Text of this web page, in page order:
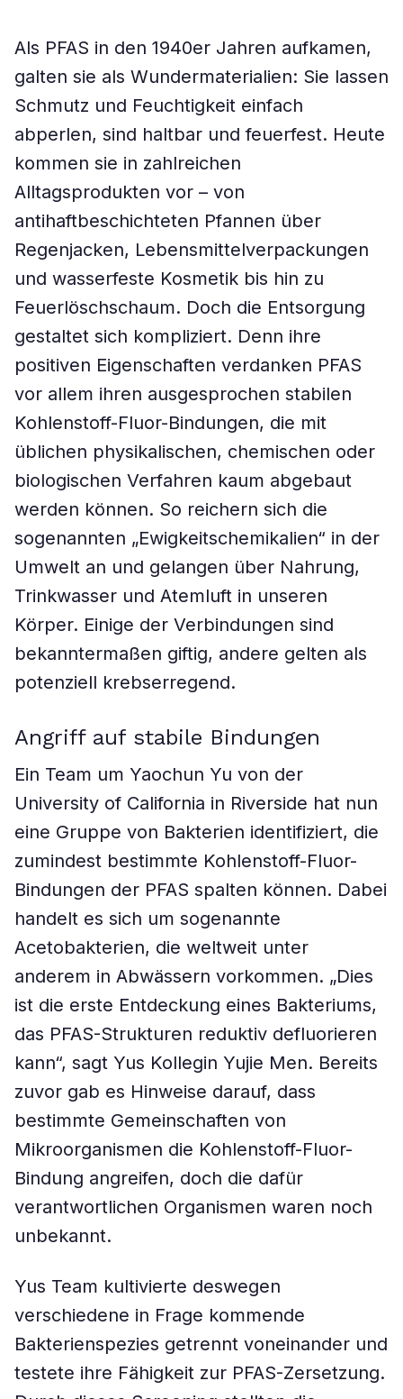
Als PFAS in den 1940er Jahren aufkamen,
galten sie als Wundermaterialien: Sie lassen
Schmutz und Feuchtigkeit einfach
abperlen, sind haltbar und feuerfest. Heute
kommen sie in zahlreichen
Alltagsprodukten vor – von
antihaftbeschichteten Pfannen über
Regenjacken, Lebensmittelverpackungen
und wasserfeste Kosmetik bis hin zu
Feuerlöschschaum. Doch die Entsorgung
gestaltet sich kompliziert. Denn ihre
positiven Eigenschaften verdanken PFAS
vor allem ihren ausgesprochen stabilen
Kohlenstoff-Fluor-Bindungen, die mit
üblichen physikalischen, chemischen oder
biologischen Verfahren kaum abgebaut
werden können. So reichern sich die
sogenannten „Ewigkeitschemikalien“ in der
Umwelt an und gelangen über Nahrung,
Trinkwasser und Atemluft in unseren
Körper. Einige der Verbindungen sind
bekanntermaßen giftig, andere gelten als
potenziell krebserregend.
Angriff auf stabile Bindungen
Ein Team um Yaochun Yu von der
University of California in Riverside hat nun
eine Gruppe von Bakterien identifiziert, die
zumindest bestimmte Kohlenstoff-Fluor-
Bindungen der PFAS spalten können. Dabei
handelt es sich um sogenannte
Acetobakterien, die weltweit unter
anderem in Abwässern vorkommen. „Dies
ist die erste Entdeckung eines Bakteriums,
das PFAS-Strukturen reduktiv defluorieren
kann“, sagt Yus Kollegin Yujie Men. Bereits
zuvor gab es Hinweise darauf, dass
bestimmte Gemeinschaften von
Mikroorganismen die Kohlenstoff-Fluor-
Bindung angreifen, doch die dafür
verantwortlichen Organismen waren noch
unbekannt.
Yus Team kultivierte deswegen
verschiedene in Frage kommende
Bakterienspezies getrennt voneinander und
testete ihre Fähigkeit zur PFAS-Zersetzung.